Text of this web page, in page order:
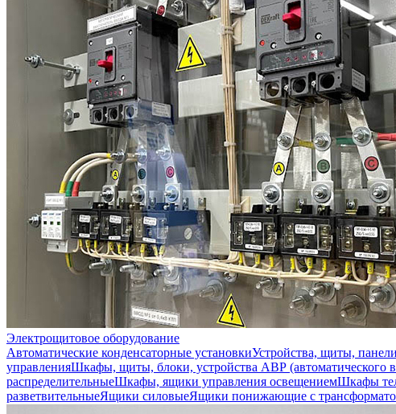
Электрощитовое оборудование
Автоматические конденсаторные установкиУстройства, щиты,
управленияШкафы, щиты, блоки, устройства АВР (автоматического
распределительныеШкафы, ящики управления освещениемШкафы
разветвительныеЯщики силовыеЯщики понижающие с